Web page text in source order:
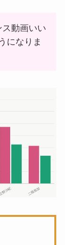
動画いい
になりま